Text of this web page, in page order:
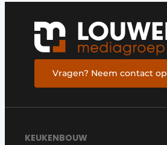
Vragen? Neem contact op
KEUKENBOUW